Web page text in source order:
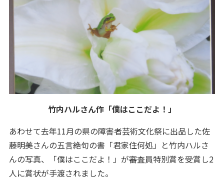
竹内ハルさん作「僕はここだよ！」
あわせて去年11月の県の障害者芸術文化祭に出品した佐
藤明美さんの五言絶句の書「君家住何処」と竹内ハルさ
んの写真、「僕はここだよ！」が審査員特別賞を受賞し2
人に賞状が手渡されました。